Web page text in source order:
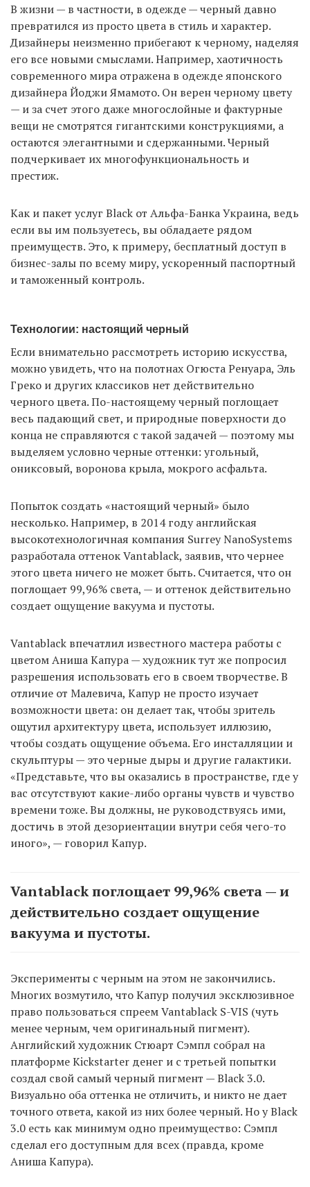
В жизни — в частности, в одежде — черный давно
превратился из просто цвета в стиль и характер.
Дизайнеры неизменно прибегают к черному, наделяя
его все новыми смыслами. Например, хаотичность
современного мира отражена в одежде японского
дизайнера Йоджи Ямамото. Он верен черному цвету
— и за счет этого даже многослойные и фактурные
вещи не смотрятся гигантскими конструкциями, а
остаются элегантными и сдержанными. Черный
подчеркивает их многофункциональность и
престиж.
Как и пакет услуг Black от Альфа-Банка Украина, ведь
если вы им пользуетесь, вы обладаете рядом
преимуществ. Это, к примеру, бесплатный доступ в
бизнес-залы по всему миру, ускоренный паспортный
и таможенный контроль.
Технологии: настоящий черный
Если внимательно рассмотреть историю искусства,
можно увидеть, что на полотнах Огюста Ренуара, Эль
Греко и других классиков нет действительно
черного цвета. По-настоящему черный поглощает
весь падающий свет, и природные поверхности до
конца не справляются с такой задачей — поэтому мы
выделяем условно черные оттенки: угольный,
ониксовый, воронова крыла, мокрого асфальта.
Попыток создать «настоящий черный» было
несколько. Например, в 2014 году английская
высокотехнологичная компания Surrey NanoSystems
разработала оттенок Vantablack, заявив, что чернее
этого цвета ничего не может быть. Считается, что он
поглощает 99,96% света, — и оттенок действительно
создает ощущение вакуума и пустоты.
Vantablack впечатлил известного мастера работы с
цветом Аниша Капура — художник тут же попросил
разрешения использовать его в своем творчестве. В
отличие от Малевича, Капур не просто изучает
возможности цвета: он делает так, чтобы зритель
ощутил архитектуру цвета, использует иллюзию,
чтобы создать ощущение объема. Его инсталляции и
скульптуры — это черные дыры и другие галактики.
«Представьте, что вы оказались в пространстве, где у
вас отсутствуют какие-либо органы чувств и чувство
времени тоже. Вы должны, не руководствуясь ими,
достичь в этой дезориентации внутри себя чего-то
иного», — говорил Капур.
Vantablack поглощает 99,96% света — и
действительно создает ощущение
вакуума и пустоты.
Эксперименты с черным на этом не закончились.
Многих возмутило, что Капур получил эксклюзивное
право пользоваться спреем Vantablack S-VIS (чуть
менее черным, чем оригинальный пигмент).
Английский художник Стюарт Сэмпл собрал на
платформе Kickstarter денег и с третьей попытки
создал свой самый черный пигмент — Black 3.0.
Визуально оба оттенка не отличить, и никто не дает
точного ответа, какой из них более черный. Но у Black
3.0 есть как минимум одно преимущество: Сэмпл
сделал его доступным для всех (правда, кроме
Аниша Капура).